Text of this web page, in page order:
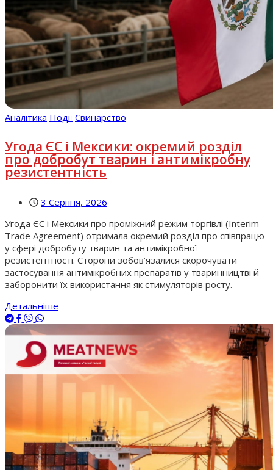
Аналітика Події Свинарство
Угода ЄС і Мексики: окремий розділ
про добробут тварин і антимікробну
резистентність
3 Серпня, 2026
Угода ЄС і Мексики про проміжний режим торгівлі (Interim
Trade Agreement) отримала окремий розділ про співпрацю
у сфері добробуту тварин та антимікробної
резистентності. Сторони зобов’язалися скорочувати
застосування антимікробних препаратів у тваринництві й
заборонити їх використання як стимуляторів росту.
Детальніше